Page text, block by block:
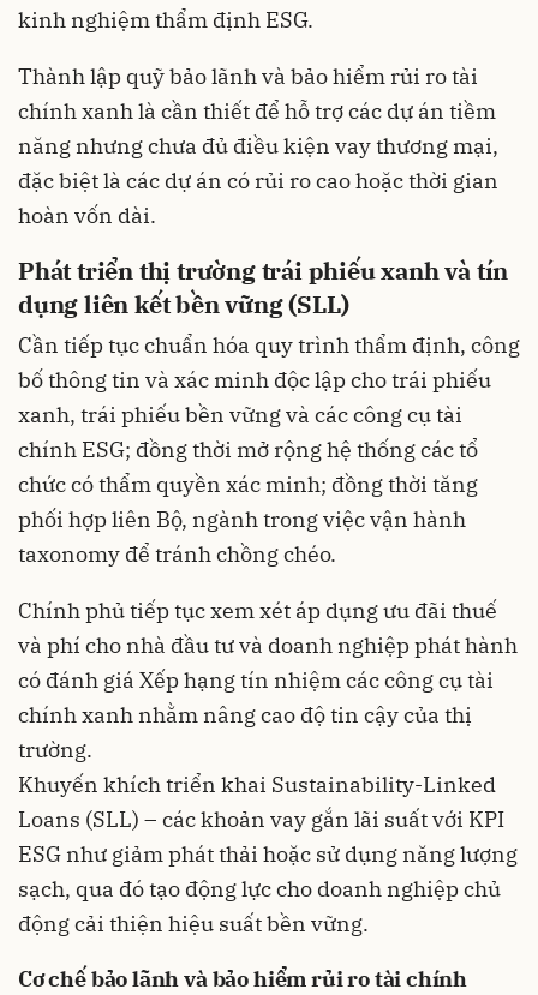
kinh nghiệm thẩm định ESG.
Thành lập quỹ bảo lãnh và bảo hiểm rủi ro tài
chính xanh là cần thiết để hỗ trợ các dự án tiềm
năng nhưng chưa đủ điều kiện vay thương mại,
đặc biệt là các dự án có rủi ro cao hoặc thời gian
hoàn vốn dài.
Phát triển thị trường trái phiếu xanh và tín
dụng liên kết bền vững (SLL)
Cần tiếp tục chuẩn hóa quy trình thẩm định, công
bố thông tin và xác minh độc lập cho trái phiếu
xanh, trái phiếu bền vững và các công cụ tài
chính ESG; đồng thời mở rộng hệ thống các tổ
chức có thẩm quyền xác minh; đồng thời tăng
phối hợp liên Bộ, ngành trong việc vận hành
taxonomy để tránh chồng chéo.
Chính phủ tiếp tục xem xét áp dụng ưu đãi thuế
và phí cho nhà đầu tư và doanh nghiệp phát hành
có đánh giá Xếp hạng tín nhiệm các công cụ tài
chính xanh nhằm nâng cao độ tin cậy của thị
trường.
Khuyến khích triển khai Sustainability-Linked
Loans (SLL) – các khoản vay gắn lãi suất với KPI
ESG như giảm phát thải hoặc sử dụng năng lượng
sạch, qua đó tạo động lực cho doanh nghiệp chủ
động cải thiện hiệu suất bền vững.
Cơ chế bảo lãnh và bảo hiểm rủi ro tài chính